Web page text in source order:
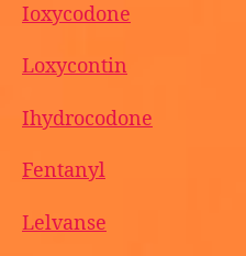
Ioxycodone
Loxycontin
Ihydrocodone
Fentanyl
Lelvanse